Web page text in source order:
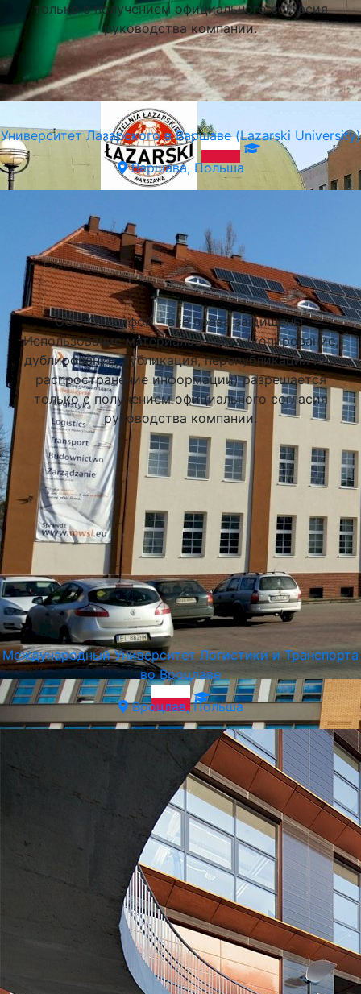
Академия Финансов и Бизнеса Vistula в Варшаве
(Vistula University)
Варшава, Польша
Университет Лазарского в Варшаве (Lazarski University)
Варшава, Польша
Международный Университет Логистики и Транспорта
во Вроцлаве
Вроцлав, Польша
только с получением официального согласия
руководства компании.
Подобрать университет
ООО Стадифой – все права защищены.
Использование материалов сайта (копирование,
дублирование, публикация, перепубликация или
распространение информации) разрешается
только с получением официального согласия
руководства компании.